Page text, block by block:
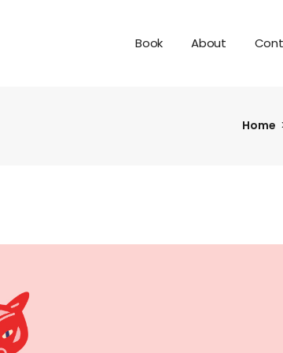
Book About
Home